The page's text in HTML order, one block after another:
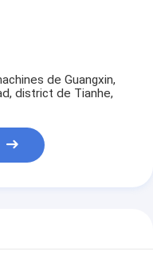
de Guangxin,
district de Tianhe,